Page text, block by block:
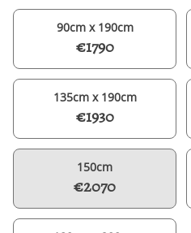
90cm x 190cm
€1790
135cm x 190cm
€1930
150cm
€2070